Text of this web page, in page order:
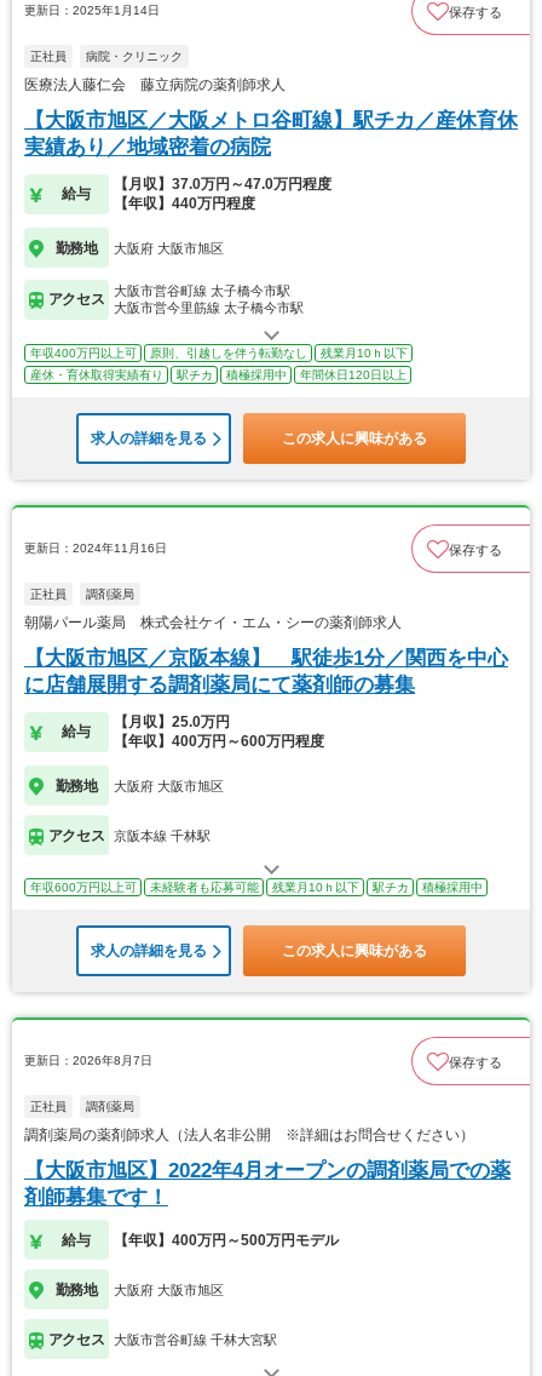
更新日：2025年1月14日 保存する
正社員 病院・クリニック
医療法人藤仁会 藤立病院の薬剤師求人
【大阪市旭区／大阪メトロ谷町線】駅チカ／産休育休
実績あり／地域密着の病院
給与
【月収】37.0万円～47.0万円程度
【年収】440万円程度
勤務地 大阪府 大阪市旭区
アクセス
大阪市営谷町線 太子橋今市駅
大阪市営今里筋線 太子橋今市駅
年収400万円以上可 原則、引越しを伴う転勤なし
残業月10ｈ以下
産休・育休取得実績有り
駅チカ 積極採用中 年間休日120日以上
求人の詳細を見る この求人に興味がある
更新日：2024年11月16日 保存する
正社員 調剤薬局
朝陽パール薬局 株式会社ケイ・エム・シーの薬剤師求人
【大阪市旭区／京阪本線】 駅徒歩1分／関西を中心
に店舗展開する調剤薬局にて薬剤師の募集
給与
【月収】25.0万円
【年収】400万円～600万円程度
勤務地 大阪府 大阪市旭区
アクセス 京阪本線 千林駅
年収600万円以上可 未経験者も応募可能 残業月10ｈ以下 駅チカ 積極採用中
求人の詳細を見る この求人に興味がある
更新日：2026年8月7日 保存する
正社員 調剤薬局
調剤薬局の薬剤師求人（法人名非公開 ※詳細はお問合せください）
【大阪市旭区】2022年4月オープンの調剤薬局での薬
剤師募集です！
給与 【年収】400万円～500万円モデル
勤務地 大阪府 大阪市旭区
アクセス 大阪市営谷町線 千林大宮駅